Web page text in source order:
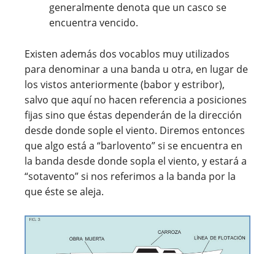
generalmente denota que un casco se
encuentra vencido.
Existen además dos vocablos muy utilizados
para denominar a una banda u otra, en lugar de
los vistos anteriormente (babor y estribor),
salvo que aquí no hacen referencia a posiciones
fijas sino que éstas dependerán de la dirección
desde donde sople el viento. Diremos entonces
que algo está a “barlovento” si se encuentra en
la banda desde donde sopla el viento, y estará a
“sotavento” si nos referimos a la banda por la
que éste se aleja.